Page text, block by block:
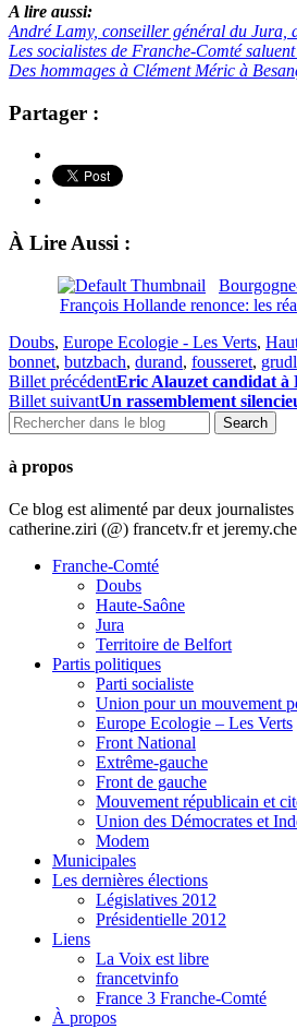
A lire aussi:
André Lamy, conseiller général du Jura,
Les socialistes de Franche-Comté
Des hommages à Clément Méric à
Partager :
À Lire Aussi :
François Hollande renonce: les
Doubs, Europe Ecologie - Les Verts,
bonnet, butzbach, durand, fousseret,
Billet précédentEric Alauzet candidat à
Billet suivantUn rassemblement
à propos
Ce blog est alimenté par deux
catherine.ziri (@) francetv.fr et
Franche-Comté
Doubs
Haute-Saône
Jura
Territoire de Belfort
Partis politiques
Parti socialiste
Union pour un mouvement
Europe Ecologie – Les Verts
Front National
Extrême-gauche
Front de gauche
Mouvement républicain et
Union des Démocrates et
Modem
Municipales
Les dernières élections
Législatives 2012
Présidentielle 2012
Liens
La Voix est libre
francetvinfo
France 3 Franche-Comté
À propos